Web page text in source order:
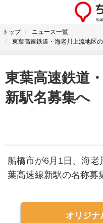
トップ
ニュース一覧
東葉高速鉄道・海老川上流地区
東葉高速鉄道
新駅名募集へ
船橋市が6月1日、海
葉高速線新駅の名称募
オリジナ